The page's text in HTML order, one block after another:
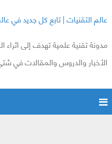
عالم التقنيات | تابع كل جديد في
مدونة تقنية علمية تهدف إلى اثراء
الأخبار والدروس والمقالات في